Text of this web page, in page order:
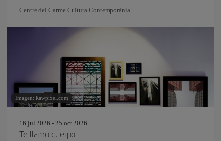
Centre del Carme Cultura Contemporània
Imagen: Rawpixel.com
16 jul 2026 - 25 oct 2026
Te llamo cuerpo